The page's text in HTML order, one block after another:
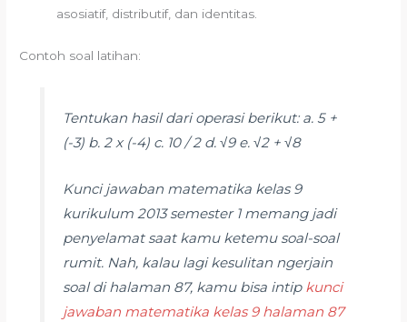
asosiatif, distributif, dan identitas.
Contoh soal latihan:
Tentukan hasil dari operasi berikut: a. 5 +
(-3) b. 2 x (-4) c. 10 / 2 d. √9 e. √2 + √8
Kunci jawaban matematika kelas 9
kurikulum 2013 semester 1 memang jadi
penyelamat saat kamu ketemu soal-soal
rumit. Nah, kalau lagi kesulitan ngerjain
soal di halaman 87, kamu bisa intip kunci
jawaban matematika kelas 9 halaman 87